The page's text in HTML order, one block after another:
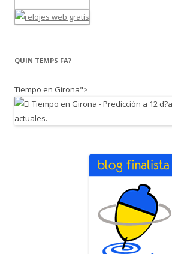
QUIN TEMPS FA?
Tiempo en Girona">